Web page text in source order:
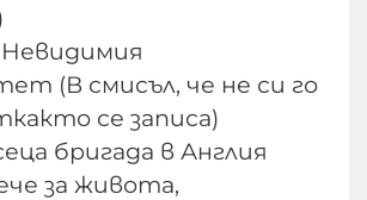
(В смисъл, че не си го
се записа)
бригада в Англия
за живота,